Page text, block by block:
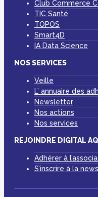
Club Commerce
TIC Santé
TOPOS
Smart4D
IA Data Science
NOS SERVICES
Veille
L’ annuaire des
Newsletter
Nos actions
Nos services
REJOINDRE DIGITAL
Adhérer à
S’inscrire à la